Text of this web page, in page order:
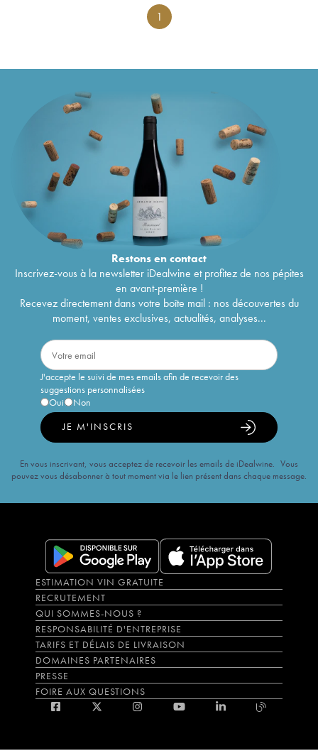
1
Restons encontact
Inscrivez-vous à la newsletter iDealwine et profitez de nos pépites
en avant-première !
Recevez directement dans votre boîte mail : nos découvertes du
moment, ventes exclusives, actualités, analyses...
J'accepte le suivi de mes emails afin de recevoir des
suggestions personnalisées
Oui
Non
JE M'INSCRIS
En vous inscrivant, vous acceptez de recevoir les emails de iDealwine. Vous
pouvez vous désabonner à tout moment via le lien présent dans chaque message.
ESTIMATION VIN GRATUITE
RECRUTEMENT
QUI SOMMES-NOUS ?
RESPONSABILITÉ D'ENTREPRISE
TARIFS ET DÉLAIS DE LIVRAISON
DOMAINES PARTENAIRES
PRESSE
FOIRE AUX QUESTIONS